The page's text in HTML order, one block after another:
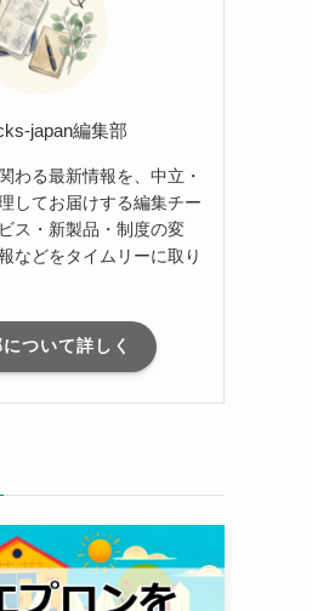
japan編集部
わる最新情報を、中立・
してお届けする編集チー
ス・新製品・制度の変
などをタイムリーに取り
ついて詳しく